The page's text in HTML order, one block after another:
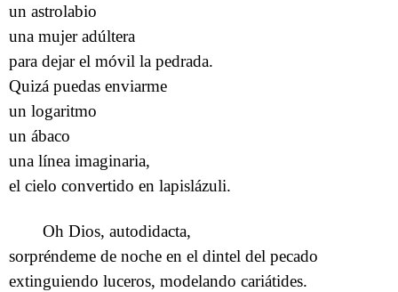
un astrolabio
una mujer adúltera
para dejar el móvil la pedrada.
Quizá puedas enviarme
un logaritmo
un ábaco
una línea imaginaria,
el cielo convertido en lapislázuli.
Oh Dios, autodidacta,
sorpréndeme de noche en el dintel del pecado
extinguiendo luceros, modelando cariátides.